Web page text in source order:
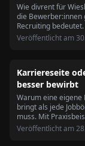
Wie divrent für
die Bewerber:innen
Recruiting bedeutet.
Veröffentlicht am
Karriereseite
besser bewirbt
Warum eine
bringt als jede
muss. Mit
Veröffentlicht am